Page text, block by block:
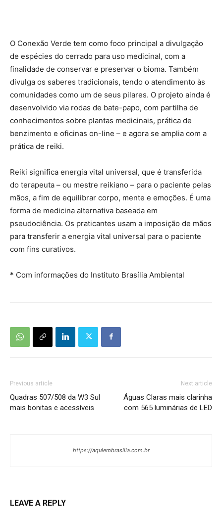
O Conexão Verde tem como foco principal a divulgação
de espécies do cerrado para uso medicinal, com a
finalidade de conservar e preservar o bioma. Também
divulga os saberes tradicionais, tendo o atendimento às
comunidades como um de seus pilares. O projeto ainda é
desenvolvido via rodas de bate-papo, com partilha de
conhecimentos sobre plantas medicinais, prática de
benzimento e oficinas on-line – e agora se amplia com a
prática de reiki.
Reiki significa energia vital universal, que é transferida
do terapeuta – ou mestre reikiano – para o paciente pelas
mãos, a fim de equilibrar corpo, mente e emoções. É uma
forma de medicina alternativa baseada em
pseudociência. Os praticantes usam a imposição de mãos
para transferir a energia vital universal para o paciente
com fins curativos.
* Com informações do Instituto Brasília Ambiental
Previous article
Quadras 507/508 da W3 Sul
mais bonitas e acessíveis
Next article
Águas Claras mais clarinha
com 565 luminárias de LED
https://aquiembrasilia.com.br
LEAVE A REPLY